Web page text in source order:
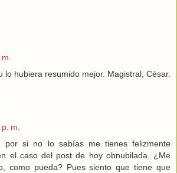
lo hubiera resumido mejor. Magistral, César.
m.
por si no lo sabías me tienes felizmente
el caso del post de hoy obnubilada. ¿Me
como pueda? Pues siento que tiene que